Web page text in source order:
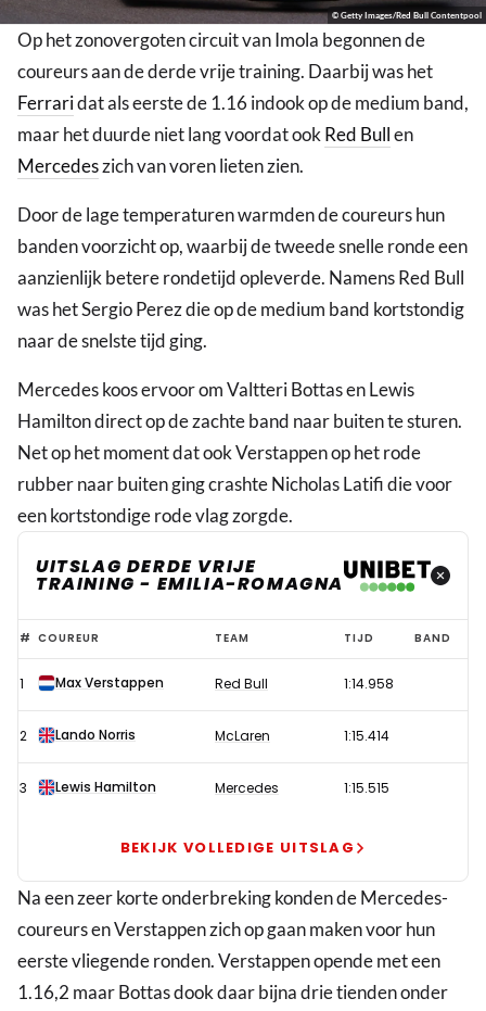
© Getty Images/Red Bull Contentpool
Op het zonovergoten circuit van Imola begonnen de
coureurs aan de derde vrije training. Daarbij was het
Ferraridat als eerste de 1.16 indook op de medium band,
maar het duurde niet lang voordat ookRed Bullen
Mercedeszich van voren lieten zien.
Door de lage temperaturen warmden de coureurs hun
banden voorzicht op, waarbij de tweede snelle ronde een
aanzienlijk betere rondetijd opleverde. Namens Red Bull
was het Sergio Perez die op de medium band kortstondig
naar de snelste tijd ging.
Mercedes koos ervoor om Valtteri Bottas en Lewis
Hamilton direct op de zachte band naar buiten te sturen.
Net op het moment dat ook Verstappen op het rode
rubber naar buiten ging crashte Nicholas Latifi die voor
een kortstondige rode vlag zorgde.
UITSLAG DERDE VRIJE
TRAINING - EMILIA-ROMAGNA
Verstappen
met
afstand
snelste
derde
Emilia-
Romagna
# COUREUR TEAM TIJD BAND
1 Max Verstappen Red Bull 1:14.958
2 Lando Norris McLaren 1:15.414
3 Lewis Hamilton Mercedes 1:15.515
BEKIJK VOLLEDIGE UITSLAG
Na een zeer korte onderbreking konden de Mercedes-
coureurs en Verstappen zich op gaan maken voor hun
eerste vliegende ronden. Verstappen opende met een
1.16,2 maar Bottas dook daar bijna drie tienden onder